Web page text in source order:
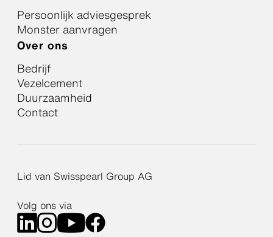
Persoonlijk adviesgesprek
Monster aanvragen
Over ons
Bedrijf
Vezelcement
Duurzaamheid
Contact
Lid van Swisspearl Group AG
Volg ons via